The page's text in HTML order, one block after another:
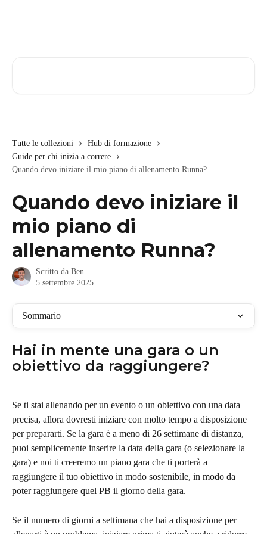
Tutte le collezioni
Hub di formazione
Guide per chi inizia a correre
Quando devo iniziare il mio piano di allenamento Runna?
Quando devo iniziare il
mio piano di
allenamento Runna?
Scritto da Ben
5 settembre 2025
Sommario
Hai in mente una gara o un
obiettivo da raggiungere?
Se ti stai allenando per un evento o un obiettivo con una data
precisa, allora dovresti iniziare con molto tempo a disposizione
per prepararti. Se la gara è a meno di 26 settimane di distanza,
puoi semplicemente inserire la data della gara (o selezionare la
gara) e noi ti creeremo un piano gara che ti porterà a
raggiungere il tuo obiettivo in modo sostenibile, in modo da
poter raggiungere quel PB il giorno della gara.
Se il numero di giorni a settimana che hai a disposizione per